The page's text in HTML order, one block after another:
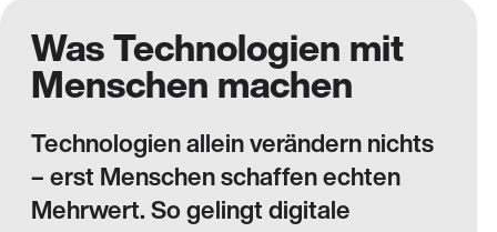
Was Technologien mit
Menschen machen
Technologien allein verändern nichts
– erst Menschen schaffen echten
Mehrwert. So gelingt digitale